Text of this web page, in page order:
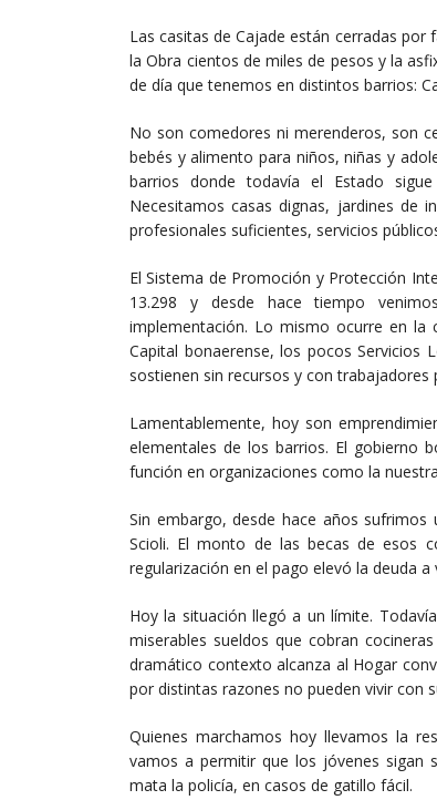
Las casitas de Cajade están cerradas por
la Obra cientos de miles de pesos y la
de día que tenemos en distintos barrios:
No son comedores ni merenderos, son
bebés y alimento para niños, niñas y
barrios donde todavía el Estado
Necesitamos casas dignas, jardines de
profesionales suficientes, servicios
El Sistema de Promoción y Protección
13.298 y desde hace tiempo
implementación. Lo mismo ocurre en la
Capital bonaerense, los pocos Servicios
sostienen sin recursos y con trabajadores
Lamentablemente, hoy son
elementales de los barrios. El gobierno
función en organizaciones como la
Sin embargo, desde hace años
Scioli. El monto de las becas de esos
regularización en el pago elevó la deuda a
Hoy la situación llegó a un límite.
miserables sueldos que cobran
dramático contexto alcanza al Hogar
por distintas razones no pueden vivir con
Quienes marchamos hoy llevamos la
vamos a permitir que los jóvenes sigan
mata la policía, en casos de gatillo fácil.